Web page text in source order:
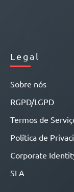
Legal
Sobre nós
RGPD/LGPD
Termos de
Política de
Corporate
SLA